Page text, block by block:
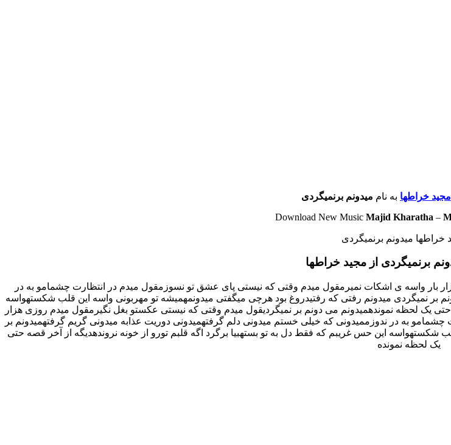
مجید خراطها به نام میدونم برنمیگردی
Download New Music Majid Kharatha –
برنمیگردی از مجید خراطها
بار واسه ی اشکات نمیرمقول میدم وقتی که نیستی پای عشق تو نسوزمقول میدم در انتظارت چشمامو به در
بر نمیگردی میدونم رفتی که رفتیدروغ بود هرچی میگفتی میدونمهمیشه تو مهربونی واسه این قلب شکستهواسه
حتی یک لحظه نموندهمیدونم می دونم بر نمیگردیقول میدم وقتی که نیستی عکستو بغل نگیرمقول میدم روزی هزار
به در ندوزممیدونی که خیلی خستم میدونی دلم گرفتهمیدونی دوریت عذابه میدونی گریم گرفتهمیدونم بر
این حس غریبم که فقط دل به تو بستهبیا برگرد اگه قلبم تورو از خونه نروندهدیگه از آخر قصه حتی
یک لحظه نمونده